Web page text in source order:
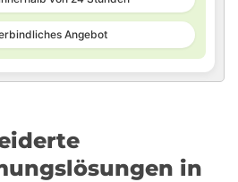
Angebot
in